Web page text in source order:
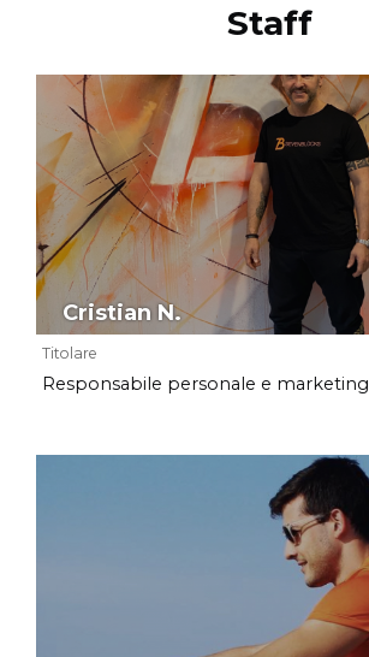
Staff
Cristian N.
Titolare
Responsabile personale e marketing